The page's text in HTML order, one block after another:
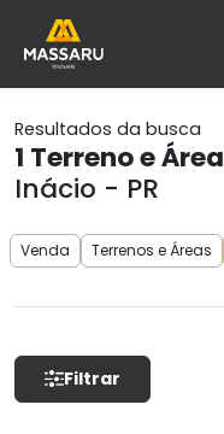
Resultados da busca
1 Terreno e Área
Inácio - PR
Venda Terrenos e Áreas
Filtrar